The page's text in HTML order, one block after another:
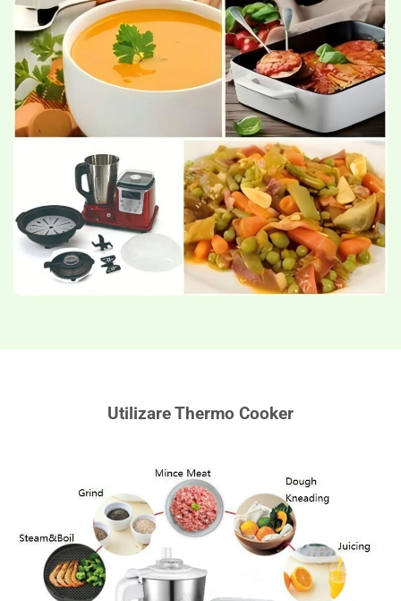
Utilizare Thermo Cooker